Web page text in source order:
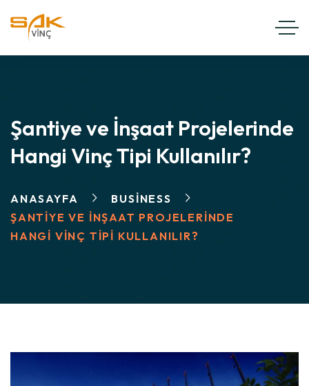
Şantiye ve İnşaat Projelerinde
Hangi Vinç Tipi Kullanılır?
ANASAYFA
BUSINESS
ŞANTIYE VE İNŞAAT PROJELERINDE
HANGI VINÇ TIPI KULLANILIR?